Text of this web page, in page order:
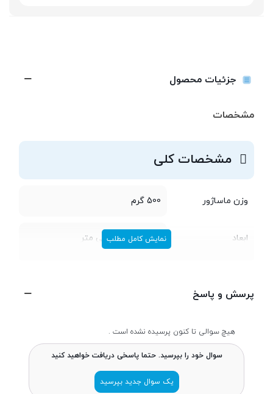
جزئیات محصول
مشخصات
مشخصات کلی
وزن ماساژور 500 گرم
ابعاد 105x155x42 میلی متر
عمر باتری
مناسب برای
رفع خستگی - رفع گرفتگی عضلات -
نمایش کامل مطلب
پرسش و پاسخ
هیچ سوالی تا کنون پرسیده نشده است .
سوال خود را بپرسید. حتما پاسخی دریافت خواهید کنید
یک سوال جدید بپرسید